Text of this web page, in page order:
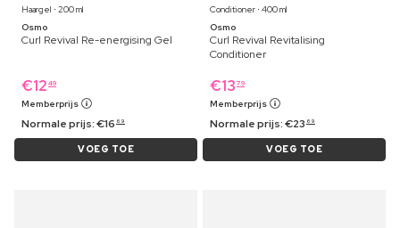
Haargel ⋅ 200 ml
Osmo
Curl Revival Re-energising Gel
€12 49
Memberprijs
Normale prijs:€16 69
VOEG TOE
Conditioner ⋅ 400 ml
Osmo
Curl Revival Revitalising
Conditioner
€13 79
Memberprijs
Normale prijs:€23 69
VOEG TOE